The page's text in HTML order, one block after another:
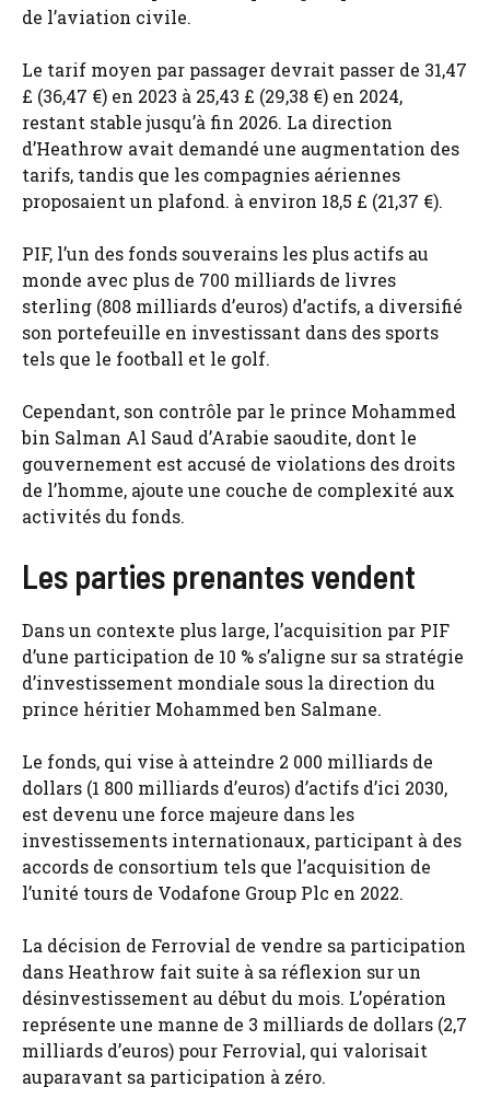
de l’aviation civile.
Le tarif moyen par passager devrait passer de 31,47
£ (36,47 €) en 2023 à 25,43 £ (29,38 €) en 2024,
restant stable jusqu’à fin 2026. La direction
d’Heathrow avait demandé une augmentation des
tarifs, tandis que les compagnies aériennes
proposaient un plafond. à environ 18,5 £ (21,37 €).
PIF, l’un des fonds souverains les plus actifs au
monde avec plus de 700 milliards de livres
sterling (808 milliards d’euros) d’actifs, a diversifié
son portefeuille en investissant dans des sports
tels que le football et le golf.
Cependant, son contrôle par le prince Mohammed
bin Salman Al Saud d’Arabie saoudite, dont le
gouvernement est accusé de violations des droits
de l’homme, ajoute une couche de complexité aux
activités du fonds.
Les parties prenantes vendent
Dans un contexte plus large, l’acquisition par PIF
d’une participation de 10 % s’aligne sur sa stratégie
d’investissement mondiale sous la direction du
prince héritier Mohammed ben Salmane.
Le fonds, qui vise à atteindre 2 000 milliards de
dollars (1 800 milliards d’euros) d’actifs d’ici 2030,
est devenu une force majeure dans les
investissements internationaux, participant à des
accords de consortium tels que l’acquisition de
l’unité tours de Vodafone Group Plc en 2022.
La décision de Ferrovial de vendre sa participation
dans Heathrow fait suite à sa réflexion sur un
désinvestissement au début du mois. L’opération
représente une manne de 3 milliards de dollars (2,7
milliards d’euros) pour Ferrovial, qui valorisait
auparavant sa participation à zéro.